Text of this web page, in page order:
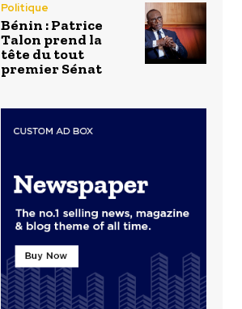
Politique
Bénin : Patrice
Talon prend la
tête du tout
premier Sénat